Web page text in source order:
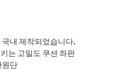
내 제작되었습니다.
는 고밀도 쿠션 좌판
원단